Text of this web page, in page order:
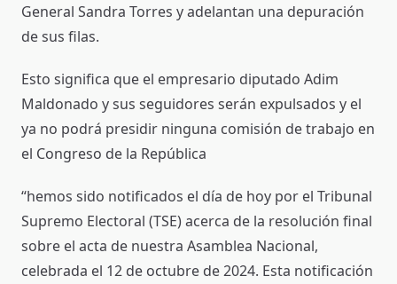
General Sandra Torres y adelantan una depuración
de sus filas.
Esto significa que el empresario diputado Adim
Maldonado y sus seguidores serán expulsados y el
ya no podrá presidir ninguna comisión de trabajo en
el Congreso de la República
“hemos sido notificados el día de hoy por el Tribunal
Supremo Electoral (TSE) acerca de la resolución final
sobre el acta de nuestra Asamblea Nacional,
celebrada el 12 de octubre de 2024. Esta notificación